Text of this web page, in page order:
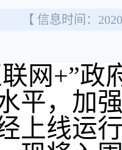
【 信息时间：
网 +”政
平，加
上线运